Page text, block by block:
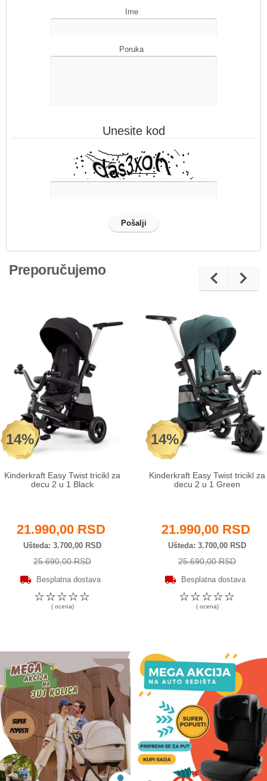
Ime
Poruka
Unesite kod
Preporučujemo
14%
Kinderkraft Easy Twist tricikl za
decu 2 u 1 Black
21.990,00 RSD
Ušteda 3.700,00 RSD
25.690,00 RSD
Besplatna dostava
☆
☆
☆
☆
☆
( ocena)
14%
Kinderkraft Easy Twist tricikl za
decu 2 u 1 Green
21.990,00 RSD
Ušteda 3.700,00 RSD
25.690,00 RSD
Besplatna dostava
☆
☆
☆
☆
☆
( ocena)